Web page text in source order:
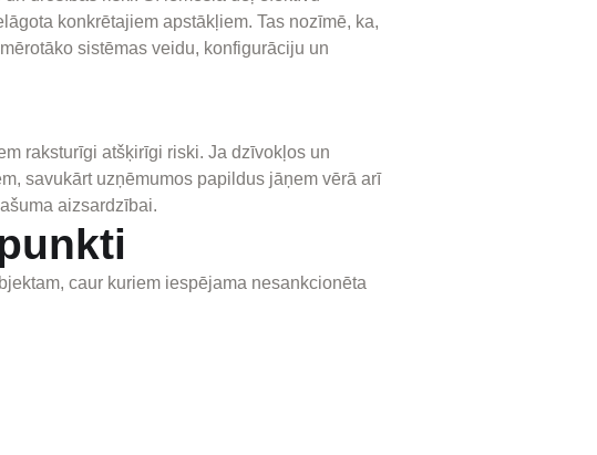
konkrētajiem apstākļiem. Tas nozīmē, ka,
sistēmas veidu, konfigurāciju un
raksturīgi atšķirīgi riski. Ja dzīvokļos un
savukārt uzņēmumos papildus jāņem vērā arī
aizsardzībai.
caur kuriem iespējama nesankcionēta